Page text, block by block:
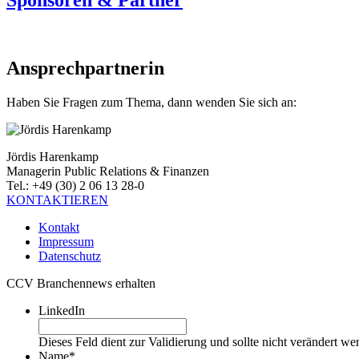
Ansprechpartnerin
Haben Sie Fragen zum Thema, dann wenden Sie sich an:
Jördis Harenkamp
Managerin Public Relations & Finanzen
Tel.: +49 (30) 2 06 13 28-0
KONTAKTIEREN
Kontakt
Impressum
Datenschutz
CCV Branchennews erhalten
LinkedIn
Dieses Feld dient zur Validierung und sollte nicht verändert
Name*